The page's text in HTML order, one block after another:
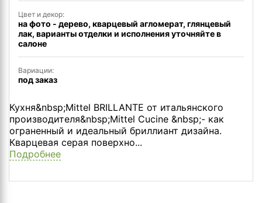
Кухня&nbsp;Mittel BRILLANTE от итальянского
производителя&nbsp;Mittel Cucine &nbsp;- как
ограненный и идеальный бриллиант дизайна.
Кварцевая серая поверхно...
Подробнее
Цвет и декор:
на фото - дерево, кварцевый агломерат, глянцевый
лак, варианты отделки и исполнения уточняйте в
салоне
Вариации:
под заказ